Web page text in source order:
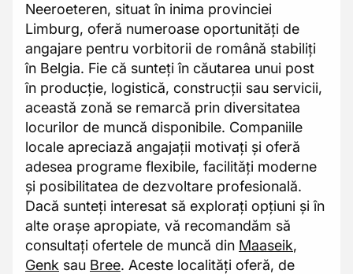
Neeroeteren, situat în inima provinciei
Limburg, oferă numeroase oportunități de
angajare pentru vorbitorii de română stabiliți
în Belgia. Fie că sunteți în căutarea unui post
în producție, logistică, construcții sau servicii,
această zonă se remarcă prin diversitatea
locurilor de muncă disponibile. Companiile
locale apreciază angajații motivați și oferă
adesea programe flexibile, facilități moderne
și posibilitatea de dezvoltare profesională.
Dacă sunteți interesat să explorați opțiuni și în
alte orașe apropiate, vă recomandăm să
consultați ofertele de muncă din Maaseik,
Genk sau Bree. Aceste localități oferă, de